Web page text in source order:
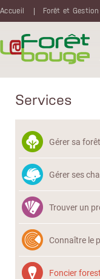
Accueil
Forêt et Gestion
Services
Gérer sa forêt
Gérer ses
Trouver un
Connaître le
Foncier